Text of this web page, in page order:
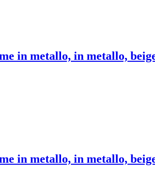
in metallo, in metallo,
in metallo, in metallo,